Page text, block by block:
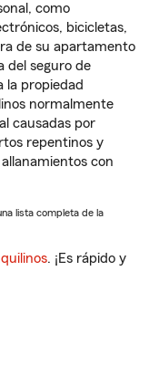
como
bicicletas,
de su apartamento
del seguro de
la propiedad
normalmente
causadas por
repentinos y
con
lista completa de la
. ¡Es rápido y